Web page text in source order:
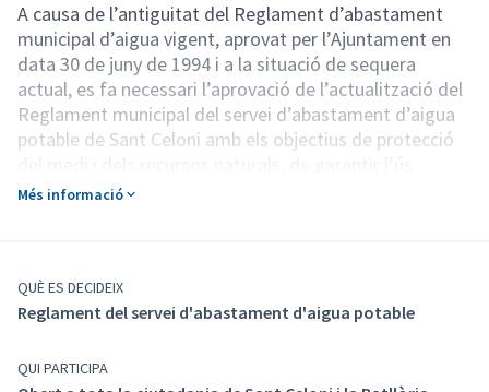
A causa de l’antiguitat del Reglament d’abastament
municipal d’aigua vigent, aprovat per l’Ajuntament en
data 30 de juny de 1994 i a la situació de sequera
actual, es fa necessari l’aprovació de l’actualització del
Reglament municipal del servei d’abastament d’aigua
potable de Sant Celoni amb els objectius de protecció
racional de l’aigua, la prestació del servei de
Aquesta aprovació es fa a l'empara de les
competències municipals en matèria d’abastament
les competències municipals, establerta a la Llei
Més informació
QUÈ ES DECIDEIX
Reglament del servei d'abastament d'aigua potable
QUI PARTICIPA